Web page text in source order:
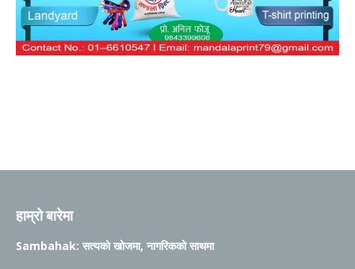
हाम्रो बारेमा
Sambahak: सत्यको खोजमा, नागरिकको साथमा